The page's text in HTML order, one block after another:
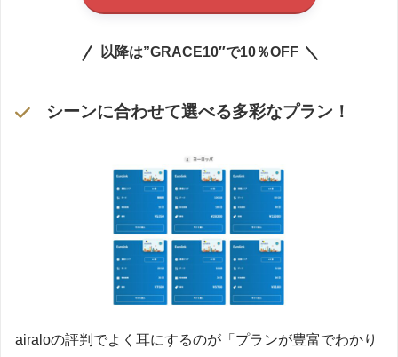
以降は”GRACE10″で10％OFF
シーンに合わせて選べる多彩なプラン！
airaloの評判でよく耳にするのが「プランが豊富でわかり